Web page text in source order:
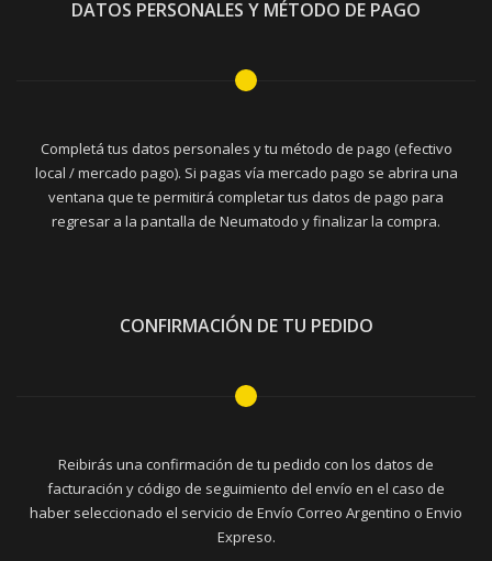
DATOS PERSONALES Y MÉTODO DE PAGO
Completá tus datos personales y tu método de pago (efectivo
local / mercado pago). Si pagas vía mercado pago se abrira una
ventana que te permitirá completar tus datos de pago para
regresar a la pantalla de Neumatodo y finalizar la compra.
CONFIRMACIÓN DE TU PEDIDO
Reibirás una confirmación de tu pedido con los datos de
facturación y código de seguimiento del envío en el caso de
haber seleccionado el servicio de Envío Correo Argentino o Envio
Expreso.